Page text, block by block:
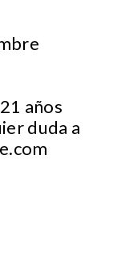
años
duda a